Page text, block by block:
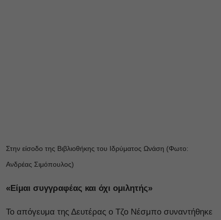
Στην είσοδο της Βιβλιοθήκης του Ιδρύματος Ωνάση (Φωτο:
Ανδρέας Σιμόπουλος)
«Είμαι συγγραφέας και όχι ομιλητής»
Το απόγευμα της Δευτέρας ο Τζο Νέσμπο συναντήθηκε